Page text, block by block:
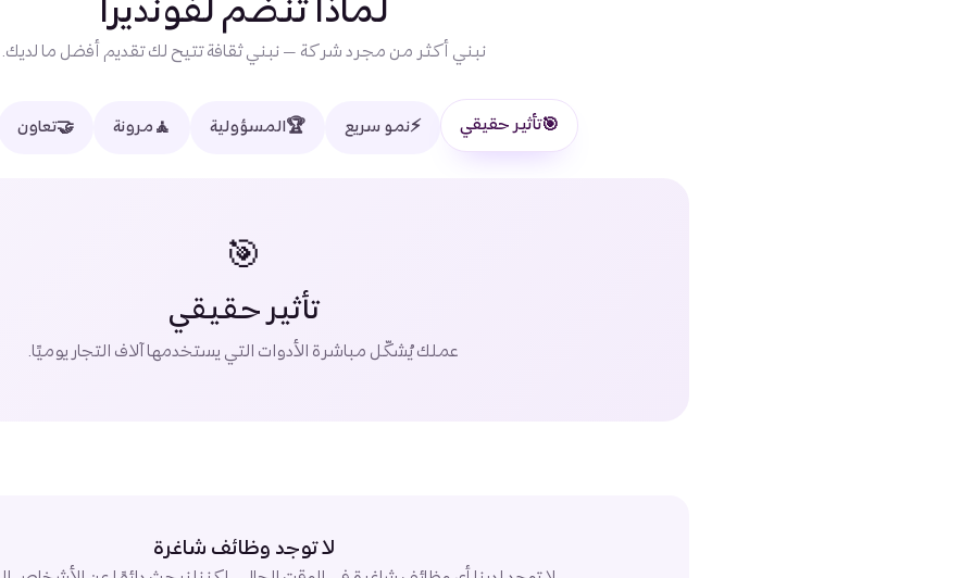
لماذا تنضم لفونديرا
نبني أكثر من مجرد شركة — نبني ثقافة تتيح لك تقديم أفضل ما لديك.
🎯تأثير حقيقي ⚡نمو سريع 🏆 المسؤولية 🧘 مرونة 🤝تعاون
🎯
تأثير حقيقي
عملك يُشكّل مباشرة الأدوات التي يستخدمها آلاف التجار يوميًا.
لا توجد وظائف شاغرة